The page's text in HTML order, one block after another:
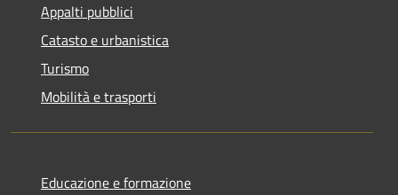
Appalti pubblici
Catasto e urbanistica
Turismo
Mobilità e trasporti
Educazione e formazione